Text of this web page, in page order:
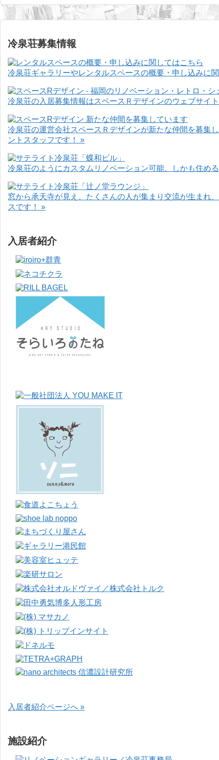
冷泉荘募集情報
冷泉荘ギャラリーやレンタルスペースの概要・申し込みに
冷泉荘の入居募集情報はスペースＲデザインのウェブサイ
冷泉荘の運営会社スペースＲデザインが新たな仲間を募集
ントスタッフです！ »
冷泉荘のようにカスタムリノベーション可能、しかも住め
窓から承天寺が見え、たくさんの人が集まり交流が生まれ
スです！ »
入居者紹介
入居者紹介ページへ »
施設紹介